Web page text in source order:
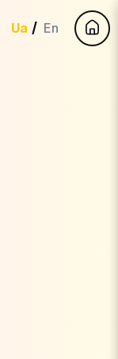
Ua En